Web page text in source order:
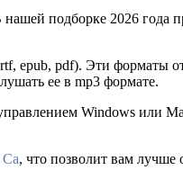
подборке 2026 года
epub, pdf). Эти форматы
ее в mp3 формате.
Windows или
, что позволит вам лучше